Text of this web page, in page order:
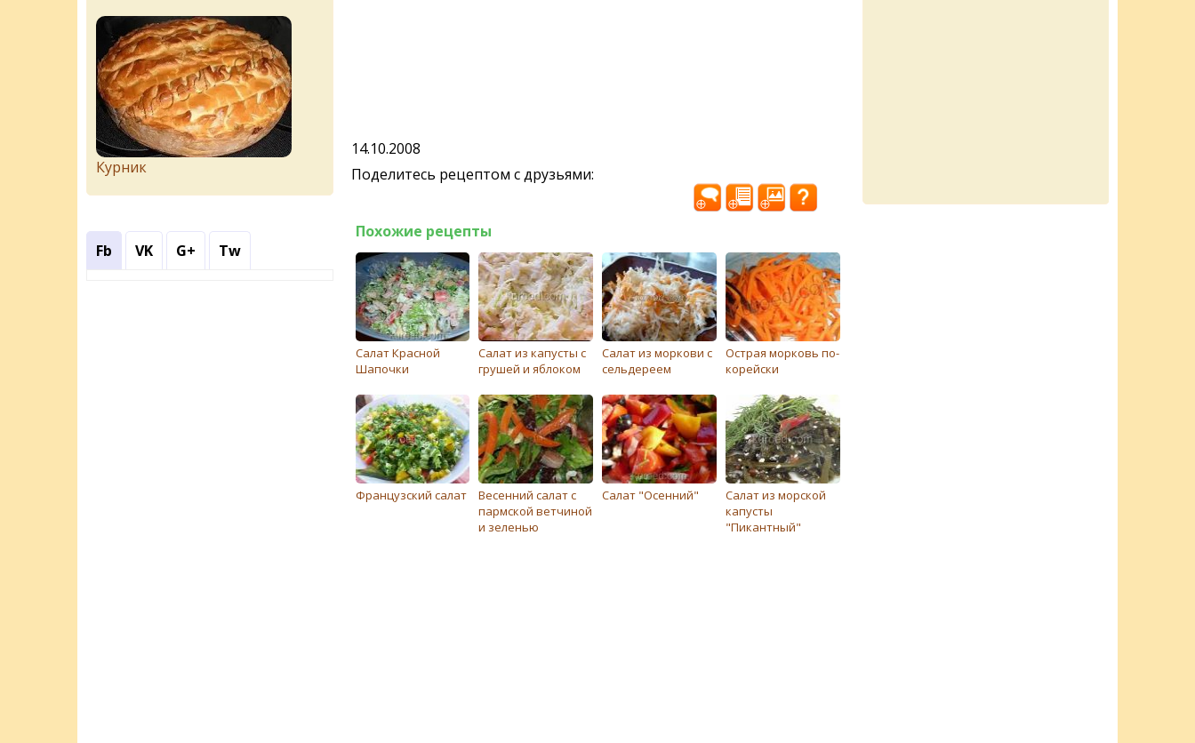
14.10.2008
Поделитесь рецептом с друзьями:
Похожие рецепты
Салат Красной
Шапочки
Салат из капусты с
грушей и яблоком
Салат из моркови с
сельдереем
Острая морковь по-
корeйски
Французский салат
Весенний салат с
пармской ветчиной
и зеленью
Салат "Осенний"
Салат из морской
капусты
"Пикантный"
Курник
Fb VK G+ Tw